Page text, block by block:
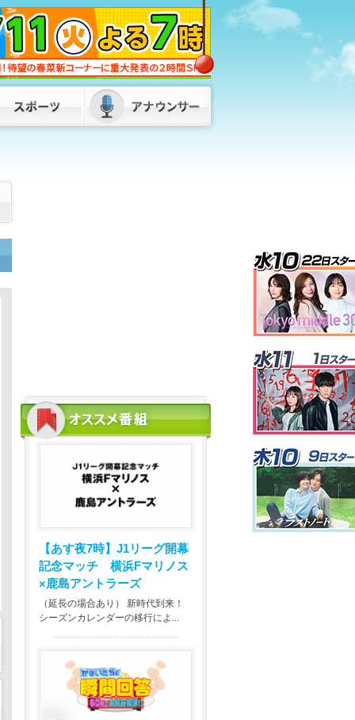
「ネパールは天国」蔵内議長の発言が波
紋 維新・吉村代表「福岡県議会改革を
公約に」 県外の議長も「本当に配慮に
欠けている」 2026/08/06 18:45
「閉める店は増えるのでは」食料品消費
税“1%減税” 外食業界から懸念の声 ス
ーパーは「値札の付け替えが大変」 福
岡 2026/08/06 18:20
【あす夜7時】 J1リーグ開幕
記念マッチ 横浜Fマリノス
×鹿島アントラーズ
（延長の場合あり） 新時代到来！
シーズンカレンダーの移行によ...